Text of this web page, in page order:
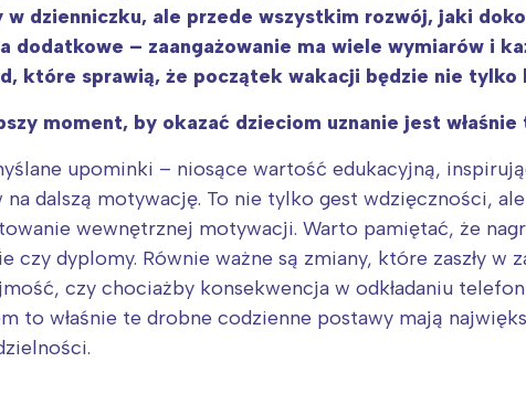
w dzienniczku, ale przede wszystkim rozwój, jaki
dodatkowe – zaangażowanie ma wiele wymiarów i
które sprawią, że początek wakacji będzie nie
moment, by okazać dzieciom uznanie jest właśnie
upominki – niosące wartość edukacyjną,
na dalszą motywację. To nie tylko gest wdzięczności,
wewnętrznej motywacji. Warto pamiętać, że
czy dyplomy. Równie ważne są zmiany, które zaszły
czy chociażby konsekwencja w odkładaniu
to właśnie te drobne codzienne postawy mają